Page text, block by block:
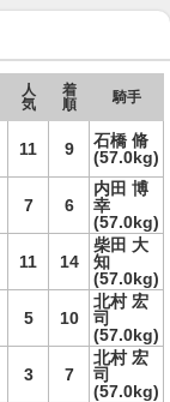
人
気
着
順
騎手
11 9
石橋 脩
(57.0kg)
7 6
内田 博
幸
(57.0kg)
11 14
柴田 大
知
(57.0kg)
5 10
北村 宏
司
(57.0kg)
3 7
北村 宏
司
(57.0kg)